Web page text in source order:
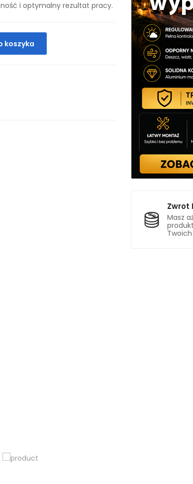
Zwrot
Masz
i optymalny rezultat pracy.
koszyka